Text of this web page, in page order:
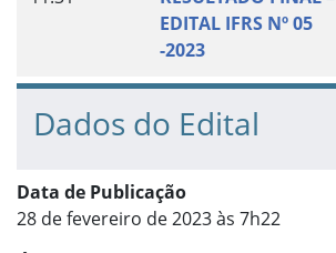
EDITAL IFRS Nº 05
-2023
Dados do Edital
Data de Publicação
28 de fevereiro de 2023 às 7h22